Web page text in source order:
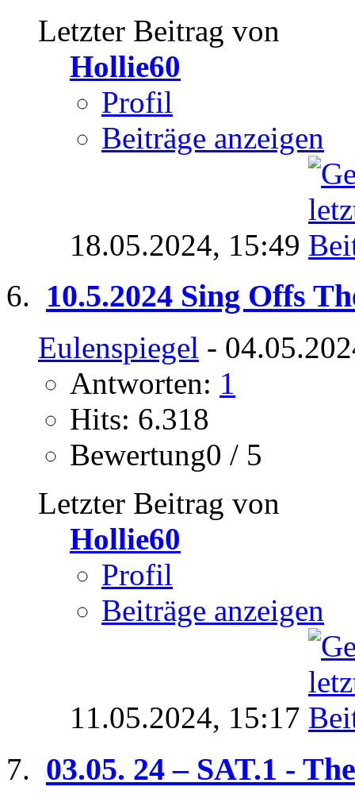
Letzter Beitrag von
Hollie60
Profil
Beiträge anzeigen
18.05.2024, 15:49
10.5.2024 Sing Offs
Eulenspiegel -
Antworten: 1
Hits: 6.318
Bewertung0 / 5
Letzter Beitrag von
Hollie60
Profil
Beiträge anzeigen
11.05.2024, 15:17
03.05. 24 – SAT.1 -